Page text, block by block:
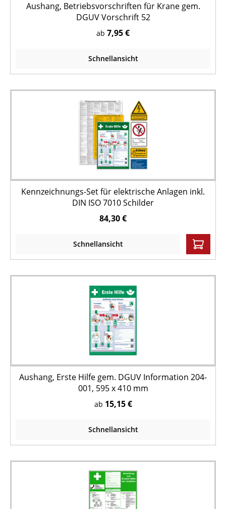
Aushang, Betriebsvorschriften für Krane gem.
DGUV Vorschrift 52
ab 7,95 €
Schnellansicht
Kennzeichnungs-Set für elektrische Anlagen inkl.
DIN ISO 7010 Schilder
84,30 €
Schnellansicht
Aushang, Erste Hilfe gem. DGUV Information 204-
001, 595 x 410 mm
ab 15,15 €
Schnellansicht